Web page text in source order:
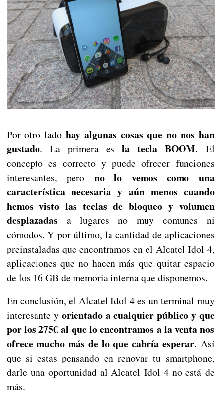
Por otro ladohay algunas cosas que no nos han
gustado. La primera es la tecla BOOM. El
concepto es correcto y puede ofrecer funciones
interesantes, pero no lo vemos como una
característica necesaria y aún menos cuando
hemos visto las teclas de bloqueo y volumen
desplazadas a lugares no muy comunes ni
cómodos. Y por último, la cantidad de aplicaciones
preinstaladas que encontramos en el Alcatel Idol 4,
aplicaciones que no hacen más que quitar espacio
de los 16 GB de memoria interna que disponemos.
En conclusión, el Alcatel Idol 4 es un terminal muy
interesante y orientado a cualquier público y que
por los 275€ al que lo encontramos a la venta nos
ofrece mucho más de lo que cabría esperar. Así
que si estas pensando en renovar tu smartphone,
darle una oportunidad al Alcatel Idol 4 no está de
más.